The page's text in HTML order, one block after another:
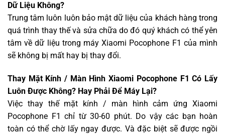
Dữ Liệu Không?
Trung tâm luôn luôn bảo mật dữ liệu của khách hàng trong
quá trình thay thế và sửa chữa do đó quý khách có thể yên
tâm về dữ liệu trong máy Xiaomi Pocophone F1 của mình
sẽ không bị mất hay bị thay đổi.
Thay Mặt Kính / Màn Hình Xiaomi Pocophone F1 Có Lấy
Luôn Được Không? Hay Phải Để Máy Lại?
Việc thay thế mặt kính / màn hình cảm ứng Xiaomi
Pocophone F1 chỉ từ 30-60 phút. Do vậy các bạn hoàn
toàn có thể chờ lấy ngay được. Và đặc biệt sẽ được ngồi